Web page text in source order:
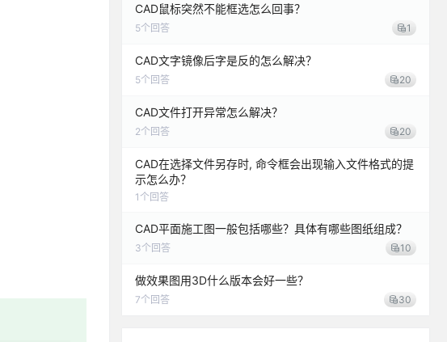
CAD鼠标突然不能框选怎么回事？
5个回答 1
CAD文字镜像后字是反的怎么解决？
5个回答 20
CAD文件打开异常怎么解决？
2个回答 20
CAD在选择文件另存时, 命令框会出现输入文件格式的提
示怎么办？
1 个回答
CAD平面施工图一般包括哪些？具体有哪些图纸组成？
3个回答 10
做效果图用3D什么版本会好一些？
7个回答 30